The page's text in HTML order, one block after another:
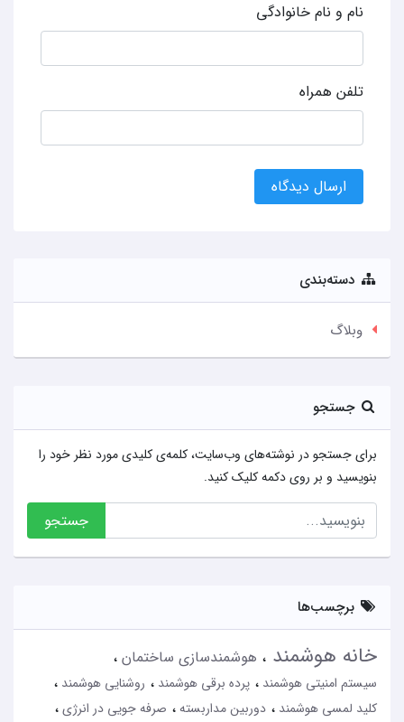
نام و نام خانوادگی
تلفن همراه
ارسال دیدگاه
دسته‌بندی
وبلاگ
جستجو
برای جستجو در نوشته‌های وب‌سایت، کلمه‌ی کلیدی مورد نظر خود را
بنویسید و بر روی دکمه کلیک کنید.
جستجو
برچسب‌ها
خانه هوشمند هوشمندسازی ساختمان
سیستم امنیتی هوشمند پرده برقی هوشمند
روشنایی هوشمند
کلید لمسی هوشمند
دوربین مداربسته
صرفه جویی در انرژی